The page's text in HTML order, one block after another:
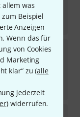
was
Beispiel
Anzeigen
Wenn das für
von Cookies
Marketing
klar“ zu (alle
jederzeit
) widerrufen.